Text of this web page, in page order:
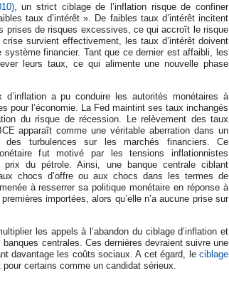
, un strict ciblage de l’inflation risque de confiner
taux d’intérêt ». De faibles taux d’intérêt incitent
prises de risques excessives, ce qui accroît le risque
crise survient effectivement, les taux d’intérêt doivent
système financier. Tant que ce dernier est affaibli, les
leurs taux, ce qui alimente une nouvelle phase
d’inflation a pu conduire les autorités monétaires à
pour l’économie. La Fed maintint ses taux inchangés
du risque de récession. Le relèvement des taux
apparaît comme une véritable aberration dans un
des turbulences sur les marchés financiers. Ce
fut motivé par les tensions inflationnistes
du pétrole. Ainsi, une banque centrale ciblant
chocs d’offre ou aux chocs dans les termes de
à resserrer sa politique monétaire en réponse à
importées, alors qu’elle n’a aucune prise sur
les appels à l’abandon du ciblage d’inflation et
centrales. Ces dernières devraient suivre une
davantage les coûts sociaux. A cet égard, le ciblage
pour certains comme un candidat sérieux.